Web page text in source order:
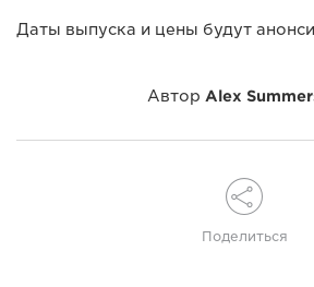
Даты выпуска и цены будут
Автор Alex
Поделиться